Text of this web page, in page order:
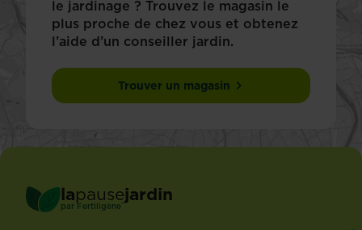
le jardinage ? Trouvez le magasin le
plus proche de chez vous et obtenez
l’aide d’un conseiller jardin.
Trouver un magasin
lapausejardin
par Fertiligène ®